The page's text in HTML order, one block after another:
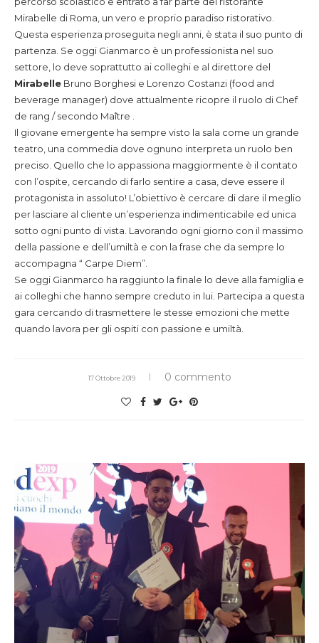
Mirabelle di Roma, un vero e proprio paradiso ristorativo.
Questa esperienza proseguita negli anni, è stata il suo punto di
partenza. Se oggi Gianmarco è un professionista nel suo
settore, lo deve soprattutto ai colleghi e al direttore del
Mirabelle Bruno Borghesi e Lorenzo Costanzi (food and
beverage manager) dove attualmente ricopre il ruolo di Chef
de rang / secondo Maître .
Il giovane emergente ha sempre visto la sala come un grande
teatro, una commedia dove ognuno interpreta un ruolo ben
preciso. Quello che lo appassiona maggiormente è il contato
con l’ospite, cercando di farlo sentire a casa, deve essere il
protagonista in assoluto! L’obiettivo è cercare di dare il meglio
per lasciare al cliente un’esperienza indimenticabile ed unica
sotto ogni punto di vista. Lavorando ogni giorno con il massimo
della passione e dell’umiltà e con la frase che da sempre lo
accompagna “ Carpe Diem”.
Se oggi Gianmarco ha raggiunto la finale lo deve alla famiglia e
ai colleghi che hanno sempre creduto in lui. Partecipa a questa
gara cercando di trasmettere le stesse emozioni che mette
quando lavora per gli ospiti con passione e umiltà.
17 Ottobre 2019 0 commento